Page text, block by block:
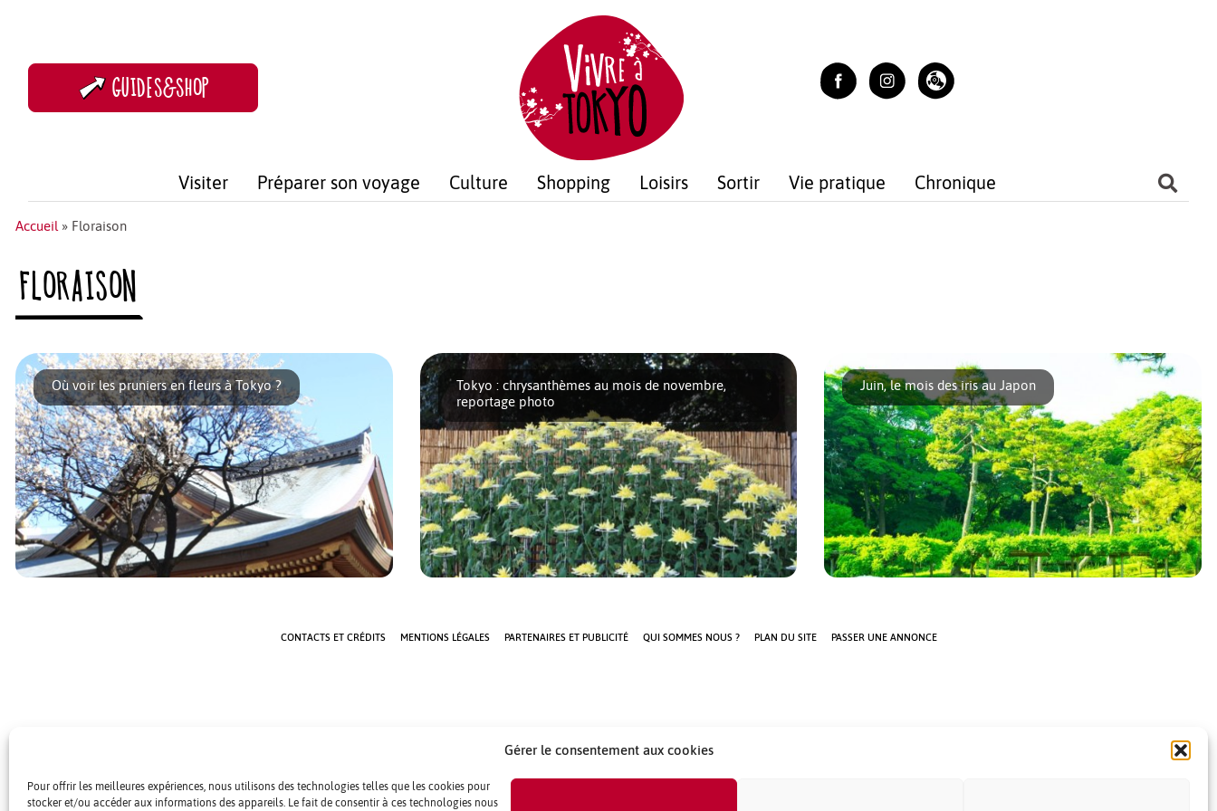
Gérer le consentement aux cookies
Pour offrir les meilleures expériences, nous utilisons des technologies telles que les cookies pour
stocker et/ou accéder aux informations des appareils. Le fait de consentir à ces technologies nous
GUIDES&SHOP
Visiter Préparer son voyage Culture Shopping Loisirs Sortir Vie pratique Chronique
Accueil » Floraison
FLORAISON
Où voir les pruniers en fleurs à Tokyo ?
Tokyo : chrysanthèmes au mois de novembre,
reportage photo
Juin, le mois des iris au Japon
CONTACTS ET CRÉDITS MENTIONS LÉGALES PARTENAIRES ET PUBLICITÉ QUI SOMMES NOUS ? PLAN DU SITE PASSER UNE ANNONCE